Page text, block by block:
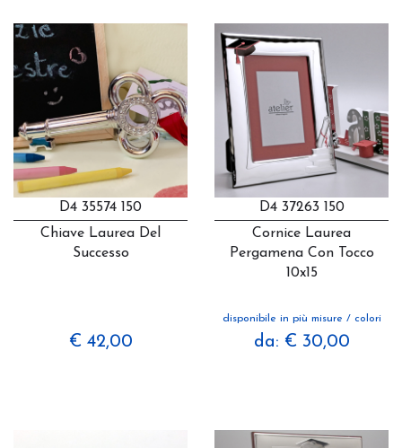
D4 35574 150
Chiave Laurea Del
Successo
€ 42,00
D4 37263 150
Cornice Laurea
Pergamena Con Tocco
10x15
disponibile in più misure / colori
da: € 30,00